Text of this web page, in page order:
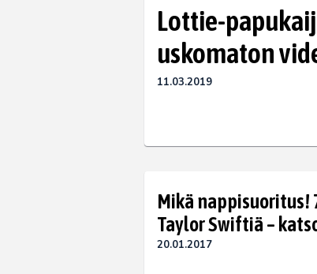
Lottie-
uskomaton
11.03.2019
Mikä
Taylor Swiftiä –
20.01.2017